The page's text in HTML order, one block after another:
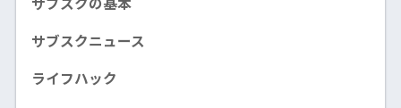
サブスクニュース
ライフハック